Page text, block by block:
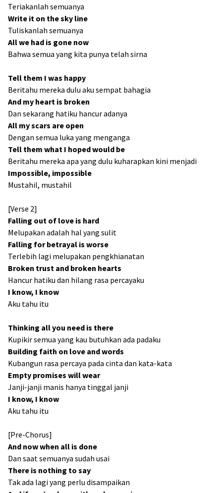
Teriakanlah semuanya
Write it on the sky line
Tuliskanlah semuanya
All we had is gone now
Bahwa semua yang kita punya telah sirna
Tell them I was happy
Beritahu mereka dulu aku sempat bahagia
And my heart is broken
Dan sekarang hatiku hancur adanya
All my scars are open
Dengan semua luka yang menganga
Tell them what I hoped would be
Beritahu mereka apa yang dulu kuharapkan kini menjadi
Impossible, impossible
Mustahil, mustahil
[Verse 2]
Falling out of love is hard
Melupakan adalah hal yang sulit
Falling for betrayal is worse
Terlebih lagi melupakan pengkhianatan
Broken trust and broken hearts
Hancur hatiku dan hilang rasa percayaku
I know, I know
Aku tahu itu
Thinking all you need is there
Kupikir semua yang kau butuhkan ada padaku
Building faith on love and words
Kubangun rasa percaya pada cinta dan kata-kata
Empty promises will wear
Janji-janji manis hanya tinggal janji
I know, I know
Aku tahu itu
[Pre-Chorus]
And now when all is done
Dan saat semuanya sudah usai
There is nothing to say
Tak ada lagi yang perlu disampaikan